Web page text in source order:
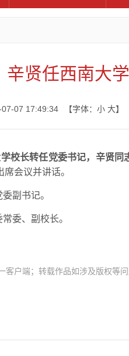
党建头条微信公众号
辛贤任西南大
07-07 17:49:34 【字体： 小 大】
校长转任党委书记，辛贤
会议并讲话。
副书记。
委、副校长。
户端；转载作品如涉及版权等问